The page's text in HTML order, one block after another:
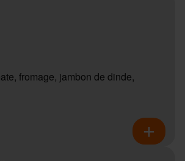
fromage, jambon de dinde,